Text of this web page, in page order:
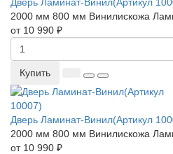
2000 мм 800 мм Винилискожа
от 10 990 ₽
Купить
Дверь Ламинат-Винил(Артикул
2000 мм 800 мм Винилискожа
от 10 990 ₽